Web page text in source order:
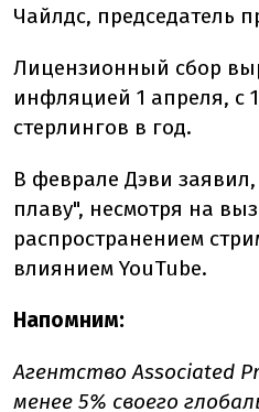
Чайлдс, председатель
Лицензионный сбор
инфляцией 1 апреля, с
стерлингов в год.
В феврале Дэви
плаву", несмотря на
распространением
влиянием YouTube.
Напомним:
Агентство Associated
менее 5% своего